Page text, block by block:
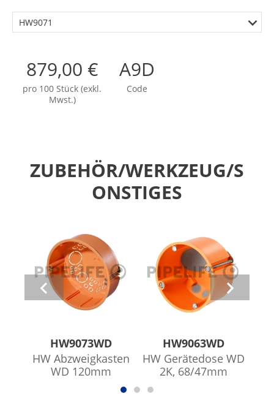
HW9071
879,00 €
pro 100 Stück (exkl.
Mwst.)
A9D
Code
ZUBEHÖR/WERKZEUG/S
ONSTIGES
HW9073WD
HW Abzweigkasten
WD 120mm
HW9063WD
HW Gerätedose WD
2K, 68/47mm